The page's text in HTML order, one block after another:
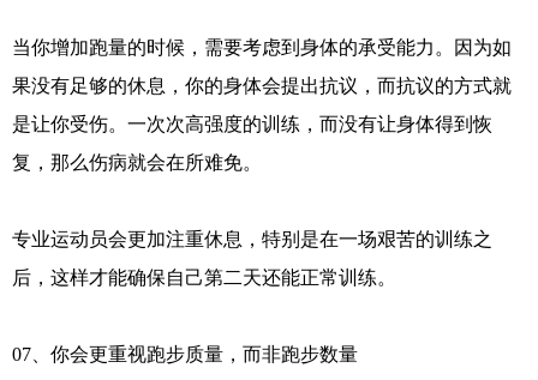
当你增加跑量的时候，需要考虑到身体的承受能力。因为如
果没有足够的休息，你的身体会提出抗议，而抗议的方式就
是让你受伤。一次次高强度的训练，而没有让身体得到恢
复，那么伤病就会在所难免。
专业运动员会更加注重休息，特别是在一场艰苦的训练之
后，这样才能确保自己第二天还能正常训练。
07、你会更重视跑步质量，而非跑步数量